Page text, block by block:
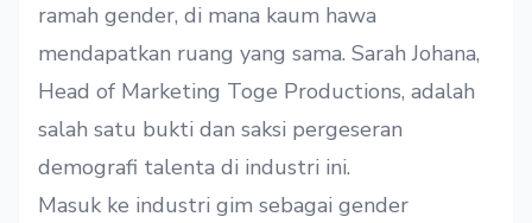
ramah gender, di mana kaum hawa
mendapatkan ruang yang sama. Sarah Johana,
Head of Marketing Toge Productions, adalah
salah satu bukti dan saksi pergeseran
demografi talenta di industri ini.
Masuk ke industri gim sebagai gender